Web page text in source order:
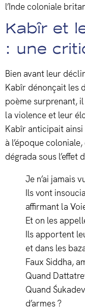
l’Inde coloniale
Kabîr et
: une
Bien avant leur
Kabîr dénonçait les
poème surprenant,
la violence et leur
Kabîr anticipait
à l’époque
dégrada sous l’effet
Je n’ai jamais
Ils vont
affirmant la
Et on les
Ils apportent
et dans les
Faux Siddha,
Quand
Quand
d’armes ?